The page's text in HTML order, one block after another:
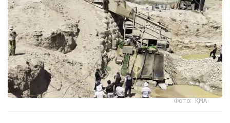
Фото: ҚМА